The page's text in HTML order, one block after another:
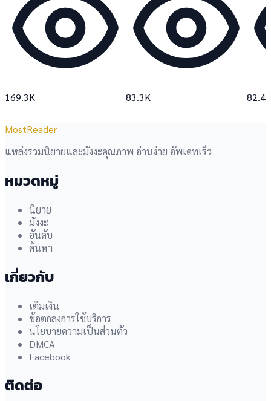
169.3K 83.3K 82.4K
MostReader
แหล่งรวมนิยายและมังงะคุณภาพ อ่านง่าย อัพเดทเร็ว
หมวดหมู่
นิยาย
มังงะ
อันดับ
ค้นหา
เกี่ยวกับ
เติมเงิน
ข้อตกลงการใช้บริการ
นโยบายความเป็นส่วนตัว
DMCA
Facebook
ติดต่อ